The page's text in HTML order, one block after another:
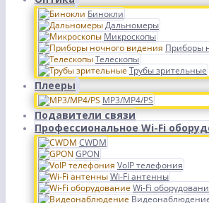
Бинокли
Дальномеры
Микроскопы
Приборы
Телескопы
Трубы зрительные
Плееры
MP3/MP4/PS
Подавители связи
Профессиональное Wi-Fi
CWDM
GPON
VoIP телефония
Wi-Fi антенны
Wi-Fi